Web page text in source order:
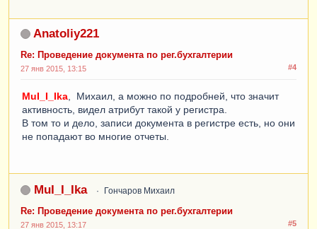
Anatoliy221
Re: Проведение документа по рег.бухгалтерии
#4
27 янв 2015, 13:15
MuI_I_Ika , Михаил, а можно по подробней, что значит
активность, видел атрибут такой у регистра.
В том то и дело, записи документа в регистре есть, но они
не попадают во многие отчеты.
MuI_I_Ika Гончаров Михаил
Re: Проведение документа по рег.бухгалтерии
#5
27 янв 2015, 13:17